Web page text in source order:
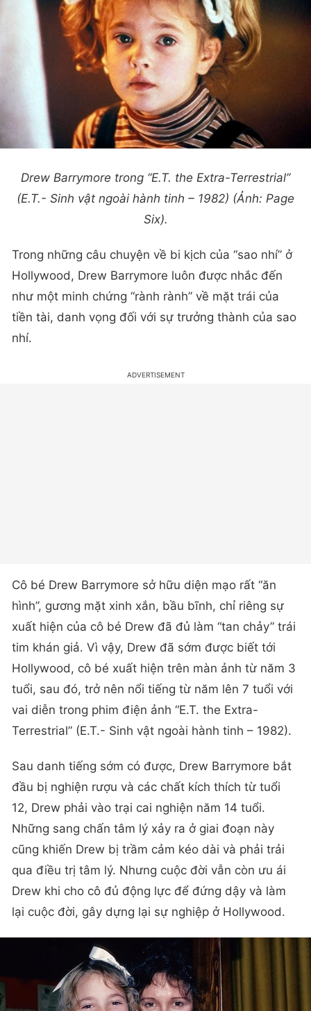
(E.T.- Sinh vật ngoài hành tinh – 1982) (Ảnh: Page
Six).
Hollywood, Drew Barrymore luôn được nhắc đến
như một minh chứng “rành rành” về mặt trái của
tiền tài, danh vọng đối với sự trưởng thành của sao
nhí.
hình”, gương mặt xinh xắn, bầu bĩnh, chỉ riêng sự
xuất hiện của cô bé Drew đã đủ làm “tan chảy” trái
tim khán giả. Vì vậy, Drew đã sớm được biết tới
Hollywood, cô bé xuất hiện trên màn ảnh từ năm 3
tuổi, sau đó, trở nên nổi tiếng từ năm lên 7 tuổi với
vai diễn trong phim điện ảnh “E.T. the Extra-
Terrestrial” (E.T.- Sinh vật ngoài hành tinh – 1982).
đầu bị nghiện rượu và các chất kích thích từ tuổi
12, Drew phải vào trại cai nghiện năm 14 tuổi.
Những sang chấn tâm lý xảy ra ở giai đoạn này
cũng khiến Drew bị trầm cảm kéo dài và phải trải
qua điều trị tâm lý. Nhưng cuộc đời vẫn còn ưu ái
Drew khi cho cô đủ động lực để đứng dậy và làm
lại cuộc đời, gây dựng lại sự nghiệp ở Hollywood.